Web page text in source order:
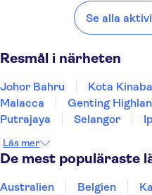
Kota Kinabalu
Se alla
Resmål i närheten
Johor Bahru Kota
Malacca
Genting
Putrajaya
Selangor
Läs mer
De mest populäraste
Australien Belgien